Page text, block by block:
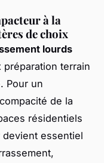
à la
de choix
lourds
préparation terrain
Pour un
de la
résidentiels
devient essentiel